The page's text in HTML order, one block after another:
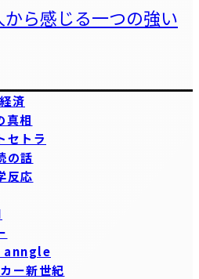
ら感じる一つの強い
済
真相
セトラ
の話
反応
anngle
ー新世紀